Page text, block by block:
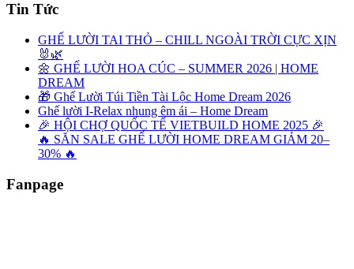
Tin Tức
GHẾ LƯỜI TAI THỎ – CHILL NGOÀI TRỜI CỰC XỊN
🐰🌿
🌼 GHẾ LƯỜI HOA CÚC – SUMMER 2026 | HOME
DREAM
🎁 Ghế Lười Túi Tiền Tài Lộc Home Dream 2026
Ghế lười I-Relax nhung êm ái – Home Dream
🎉 HỘI CHỢ QUỐC TẾ VIETBUILD HOME 2025 🎉
🔥 SĂN SALE GHẾ LƯỜI HOME DREAM GIẢM 20–
30% 🔥
Fanpage